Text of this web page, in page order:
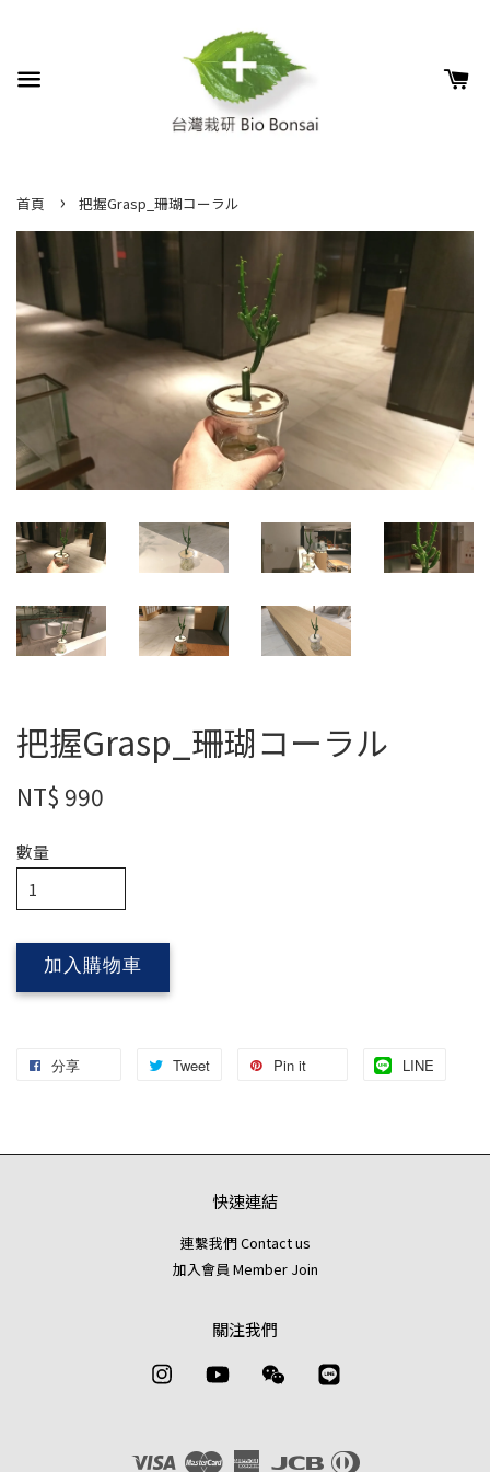
首頁 › 把握Grasp_珊瑚コーラル
把握Grasp_珊瑚コーラル
NT$ 990
數量
加入購物車
分享 Tweet Pin it LINE
快速連結
連繫我們 Contact us
加入會員 Member Join
關注我們
Instagram YouTube Wechat
Visa Master
American JCB Diners